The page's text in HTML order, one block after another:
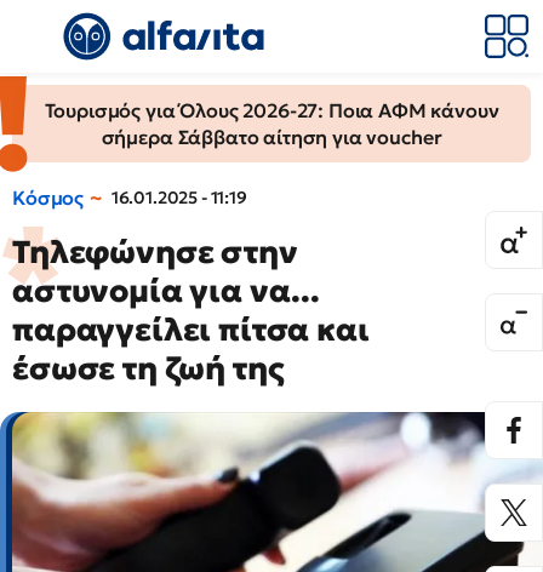
Τουρισμός για Όλους 2026-27: Ποια ΑΦΜ κάνουν
σήμερα Σάββατο αίτηση για voucher
Κόσμος 16.01.2025 - 11:19
Τηλεφώνησε στην
αστυνομία για να...
παραγγείλει πίτσα και
έσωσε τη ζωή της